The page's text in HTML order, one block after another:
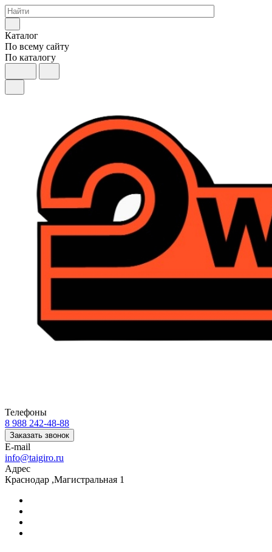
Каталог
По всему сайту
По каталогу
Телефоны
8 988 242-48-88
Заказать звонок
E-mail
info@taigiro.ru
Адрес
Краснодар ,Магистральная 1